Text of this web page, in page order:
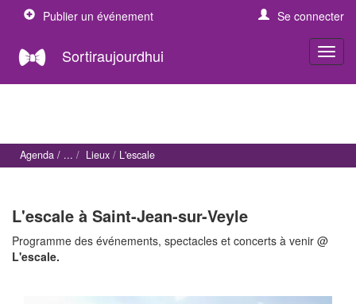
Publier un événement Se connecter
Sortiraujourdhui
Agenda Lieux L'escale
L'escale à Saint-Jean-sur-Veyle
Programme des événements, spectacles et concerts à venir @
L'escale.